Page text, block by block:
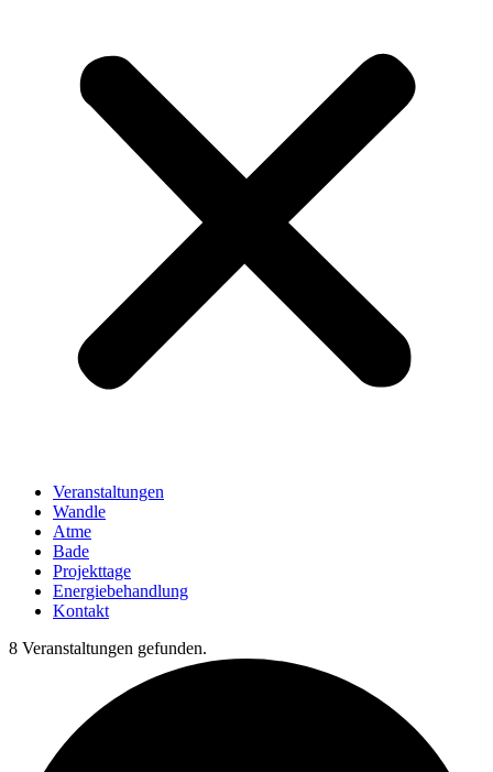
Veranstaltungen
Wandle
Atme
Bade
Projekttage
Energiebehandlung
Kontakt
8 Veranstaltungen gefunden.